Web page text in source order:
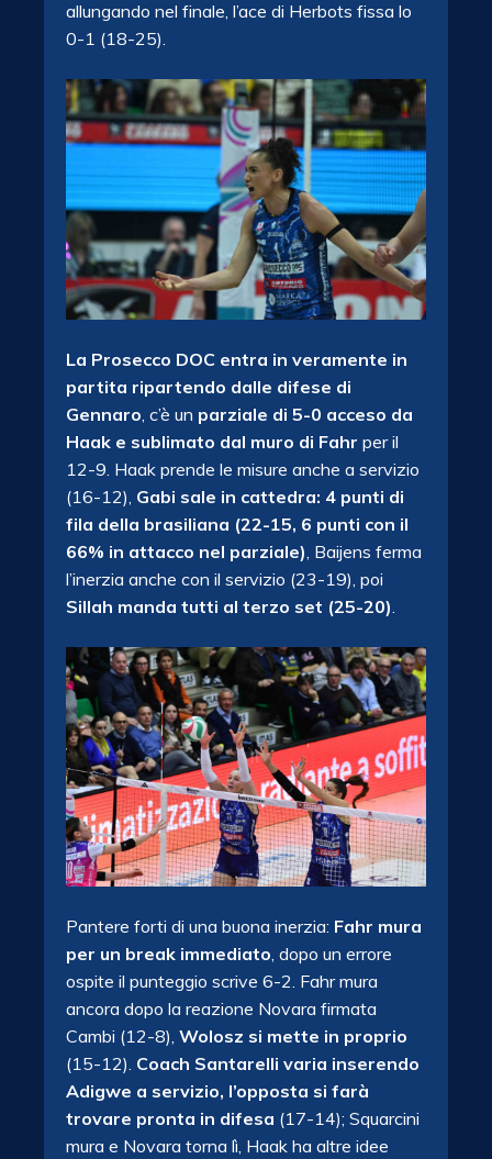
allungando nel finale, l’ace di Herbots fissa lo
0-1 (18-25).
La Prosecco DOC entra in veramente in
partita ripartendo dalle difese di
Gennaro , c’è un parziale di 5-0 acceso da
Haak e sublimato dal muro di Fahr per il
12-9. Haak prende le misure anche a servizio
(16-12), Gabi sale in cattedra: 4 punti di
fila della brasiliana (22-15, 6 punti con il
66% in attacco nel parziale) , Baijens ferma
l’inerzia anche con il servizio (23-19), poi
Sillah manda tutti al terzo set (25-20)
Pantere forti di una buona inerzia: Fahr mura
per un break immediato, dopo un errore
ospite il punteggio scrive 6-2. Fahr mura
ancora dopo la reazione Novara firmata
Cambi (12-8), Wolosz si mette in proprio
(15-12). Coach Santarelli varia inserendo
Adigwe a servizio, l’opposta si farà
trovare pronta in difesa (17-14); Squarcini
mura e Novara torna lì, Haak ha altre idee